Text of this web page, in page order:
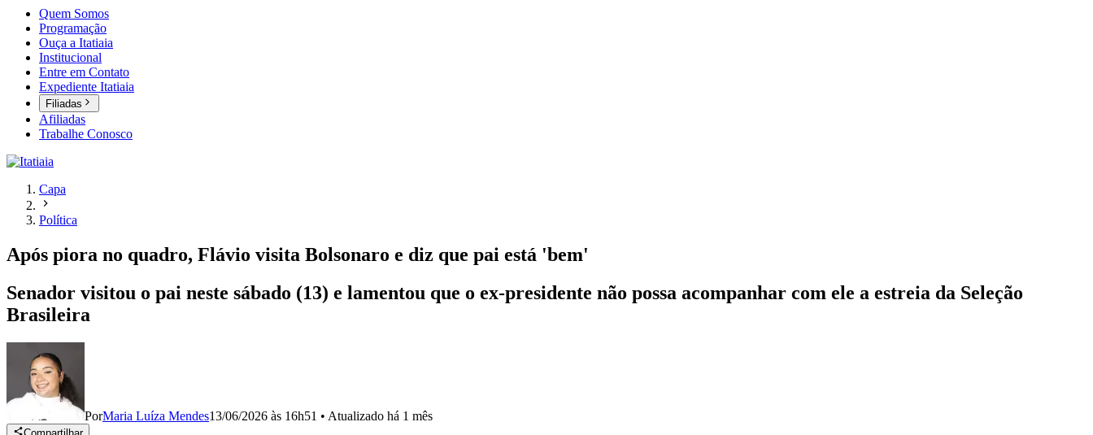
Quem Somos
Programação
Ouça a Itatiaia
Institucional
Entre em Contato
Expediente Itatiaia
Filiadas
Afiliadas
Trabalhe Conosco
Capa
Política
Após piora no quadro, Flávio visita Bolsonaro e diz que pai está 'bem'
Senador visitou o pai neste sábado (13) e lamentou que o ex-presidente não possa acompanhar com ele a estreia da Seleção
Brasileira
PorMaria Luíza Mendes13/06/2026 às 16h51 • Atualizado há 1 mês